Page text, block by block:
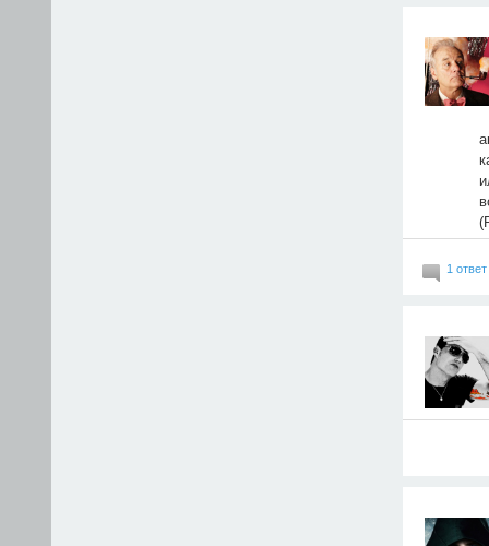
1 ответ